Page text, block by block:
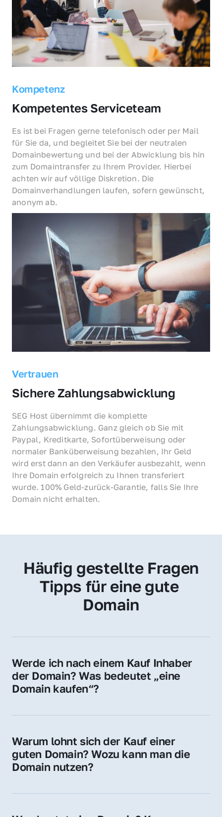
Kompetenz
Kompetentes Serviceteam
Es ist bei Fragen gerne telefonisch oder per Mail
für Sie da, und begleitet Sie bei der neutralen
Domainbewertung und bei der Abwicklung bis hin
zum Domaintransfer zu Ihrem Provider. Hierbei
achten wir auf völlige Diskretion. Die
Domainverhandlungen laufen, sofern gewünscht,
anonym ab.
Vertrauen
Sichere Zahlungsabwicklung
SEG Host übernimmt die komplette
Zahlungsabwicklung. Ganz gleich ob Sie mit
Paypal, Kreditkarte, Sofortüberweisung oder
normaler Banküberweisung bezahlen, Ihr Geld
wird erst dann an den Verkäufer ausbezahlt, wenn
Ihre Domain erfolgreich zu Ihnen transferiert
wurde. 100% Geld-zurück-Garantie, falls Sie Ihre
Domain nicht erhalten.
Häufig gestellte Fragen
Tipps für eine gute
Domain
Werde ich nach einem Kauf Inhaber
der Domain? Was bedeutet „eine
Domain kaufen“?
Sie erhalten alle Rechte zur Nutzung,
Domain.
Warum lohnt sich der Kauf einer
guten Domain? Wozu kann man die
Domain nutzen?
Vertrauen und Markenwert. Nutzen Sie sie